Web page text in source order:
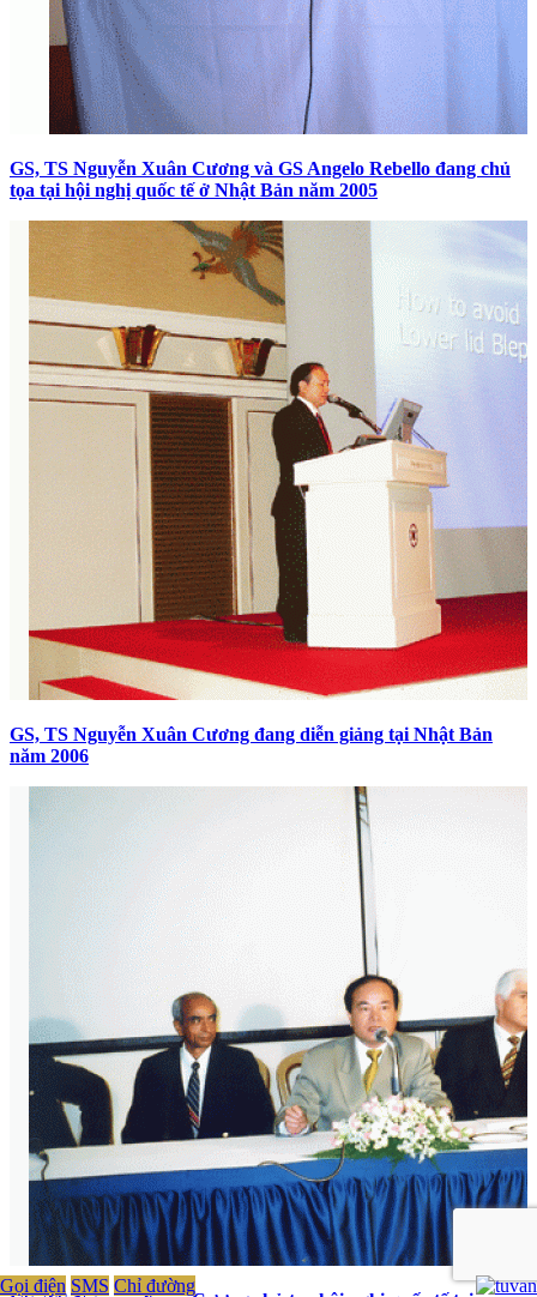
GS, TS Nguyễn Xuân Cương và GS Angelo Rebello đang chủ
tọa tại hội nghị quốc tế ở Nhật Bản năm 2005
GS, TS Nguyễn Xuân Cương đang diễn giảng tại Nhật Bản
năm 2006
Gọi điện SMS Chỉ đường